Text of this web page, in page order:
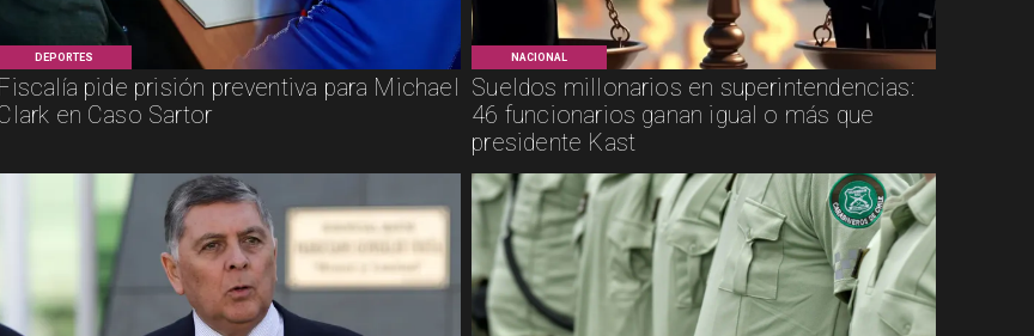
DEPORTES
Fiscalía pide prisión preventiva para Michael
en Caso Sartor
NACIONAL
Sueldos millonarios en superintendencias:
46 funcionarios ganan igual o más que
presidente Kast